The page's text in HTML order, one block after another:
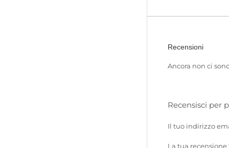
Recensioni
Ancora non ci
Recensisci per
Il tuo indirizzo
La tua recensione